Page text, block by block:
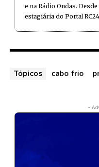
e na Rádio Ondas.
estagiária do Portal
Tópicos cabo frio
-